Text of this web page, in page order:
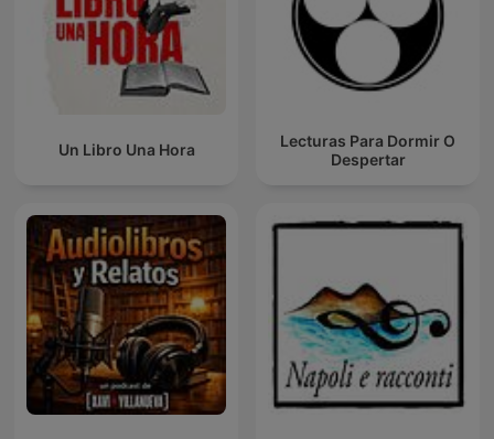
Un Libro Una Hora
Lecturas Para Dormir O
Despertar